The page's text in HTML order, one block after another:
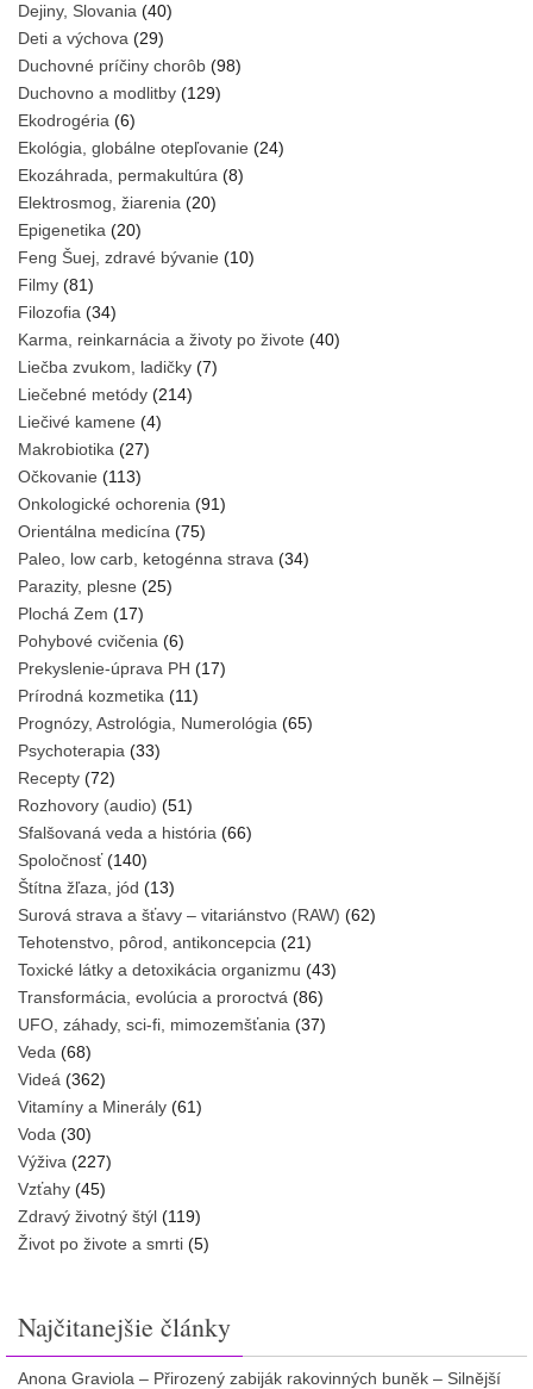
Dejiny, Slovania (40)
Deti a výchova (29)
Duchovné príčiny chorôb (98)
Duchovno a modlitby (129)
Ekodrogéria (6)
Ekológia, globálne otepľovanie (24)
Ekozáhrada, permakultúra (8)
Elektrosmog, žiarenia (20)
Epigenetika (20)
Feng Šuej, zdravé bývanie (10)
Filmy (81)
Filozofia (34)
Karma, reinkarnácia a životy po živote (40)
Liečba zvukom, ladičky (7)
Liečebné metódy (214)
Liečivé kamene (4)
Makrobiotika (27)
Očkovanie (113)
Onkologické ochorenia (91)
Orientálna medicína (75)
Paleo, low carb, ketogénna strava (34)
Parazity, plesne (25)
Plochá Zem (17)
Pohybové cvičenia (6)
Prekyslenie-úprava PH (17)
Prírodná kozmetika (11)
Prognózy, Astrológia, Numerológia (65)
Psychoterapia (33)
Recepty (72)
Rozhovory (audio) (51)
Sfalšovaná veda a história (66)
Spoločnosť(140)
Štítna žľaza, jód (13)
Surová strava a šťavy – vitariánstvo (RAW) (62)
Tehotenstvo, pôrod, antikoncepcia (21)
Toxické látky a detoxikácia organizmu (43)
Transformácia, evolúcia a proroctvá (86)
UFO, záhady, sci-fi, mimozemšťania (37)
Veda (68)
Videá (362)
Vitamíny a Minerály (61)
Voda (30)
Výživa (227)
Vzťahy (45)
Zdravý životný štýl (119)
Život po živote a smrti (5)
Najčitanejšie články
Anona Graviola – Přirozený zabiják rakovinných buněk – Silnější